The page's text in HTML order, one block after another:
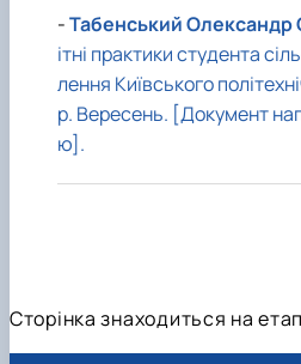
(23.08.2025)
Ялинкові
1938 рік
1939 рік
1948 рік
1949 рік
1957 рік
1958 рік
1959 рік
1966 рік
1967 рік
1968 рік
1969 рік
1975 рік
1976 рік
1979 рік
1977 рік
-Табенський Олександр
ітні практики студента
лення Київського
р. Вересень. [Документ
ю].
Сторінка знаходиться на